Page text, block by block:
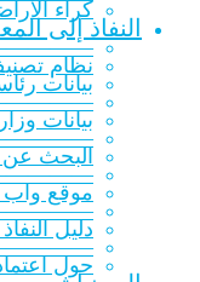
كراء
النفاذ إلى
نظام
بيانات
بيانات
البحث عن
موقع واب
دليل
حول